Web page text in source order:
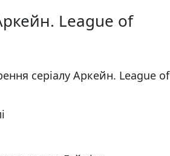
League of
серіалу Аркейн. League of